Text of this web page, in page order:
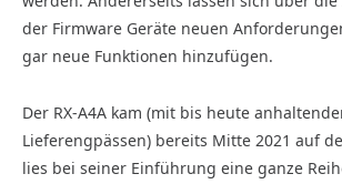
der Firmware Geräte neuen
gar neue Funktionen hinzufügen.
Der RX-A4A kam (mit bis heute
Lieferengpässen) bereits Mitte 2021 auf
lies bei seiner Einführung eine ganze